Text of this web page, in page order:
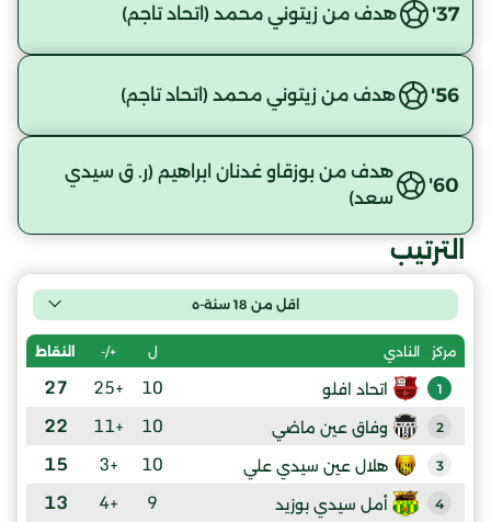
37' هدف من زيتوني محمد (اتحاد تاجم)
56' هدف من زيتوني محمد (اتحاد تاجم)
60'
هدف من بوزقاو غدنان ابراهيم (ر. ق سيدي
سعد)
الترتيب
اقل من 18 سنة-ه
مركز النادي ل +/- النقاط
1 اتحاد افلو 10
+25
27
2 وفاق عين ماضي 10
+11
22
3 هلال عين سيدي علي 10
+3
15
4 أمل سيدي بوزيد 9
+4
13